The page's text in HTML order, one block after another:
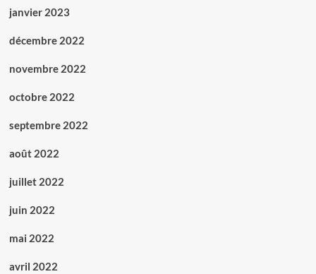
janvier 2023
décembre 2022
novembre 2022
octobre 2022
septembre 2022
août 2022
juillet 2022
juin 2022
mai 2022
avril 2022